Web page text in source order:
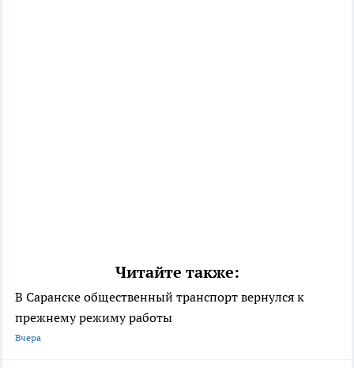
Читайте также:
В Саранске общественный транспорт вернулся к
прежнему режиму работы
Вчера